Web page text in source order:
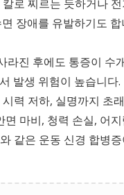
로 찌르는 듯하거나
장애를 유발하기도 합
라진 후에도 통증이 수
발생 위험이 높습니다.
력 저하, 실명까지 초
면 마비, 청력 손실, 어
같은 운동 신경 합병